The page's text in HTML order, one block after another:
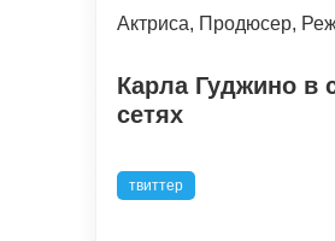
Актриса, Продюсер,
Карла Гуджино в
сетях
твиттер